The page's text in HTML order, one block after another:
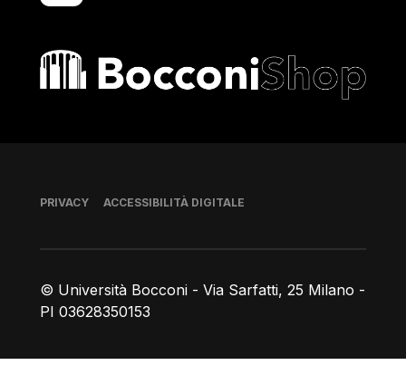
Bocconi shop
© Università Bocconi - Via Sarfatti, 25 Milano -
PI 03628350153
Piè di pagina
PRIVACY ACCESSIBILITÀ DIGITALE